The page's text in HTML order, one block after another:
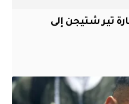
تير شتيجن إلى